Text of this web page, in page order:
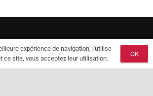
d’Alexandre. Tous droits réservés.
CGU–FAQ
expérience de navigation, j'utilise
ce site, vous acceptez leur utilisation.
OK